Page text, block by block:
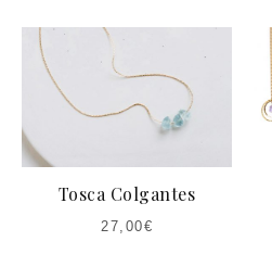
Tosca Colgantes
27,00€